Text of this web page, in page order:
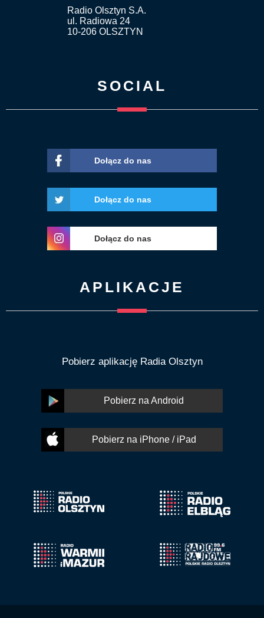
Radio Olsztyn S.A.
ul. Radiowa 24
10-206 OLSZTYN
SOCIAL
Dołącz do nas
Dołącz do nas
Dołącz do nas
APLIKACJE
Pobierz aplikację Radia Olsztyn
Pobierz na Android
Pobierz na iPhone / iPad